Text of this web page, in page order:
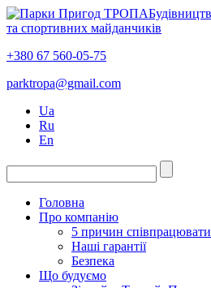
та спортивних майданчиків
+380 67 560-05-75
parktropa@gmail.com
Ua
Ru
En
Головна
Про компанію
5 причин
Наші гарантії
Безпека
Що будуємо